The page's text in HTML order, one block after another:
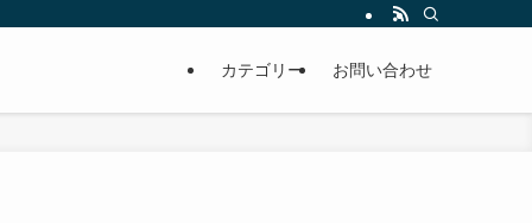
カテゴリー お問い合わせ